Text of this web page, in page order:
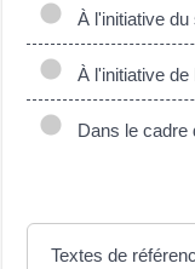
À l'initiative du
À l'initiative
Dans le cadre
Textes de